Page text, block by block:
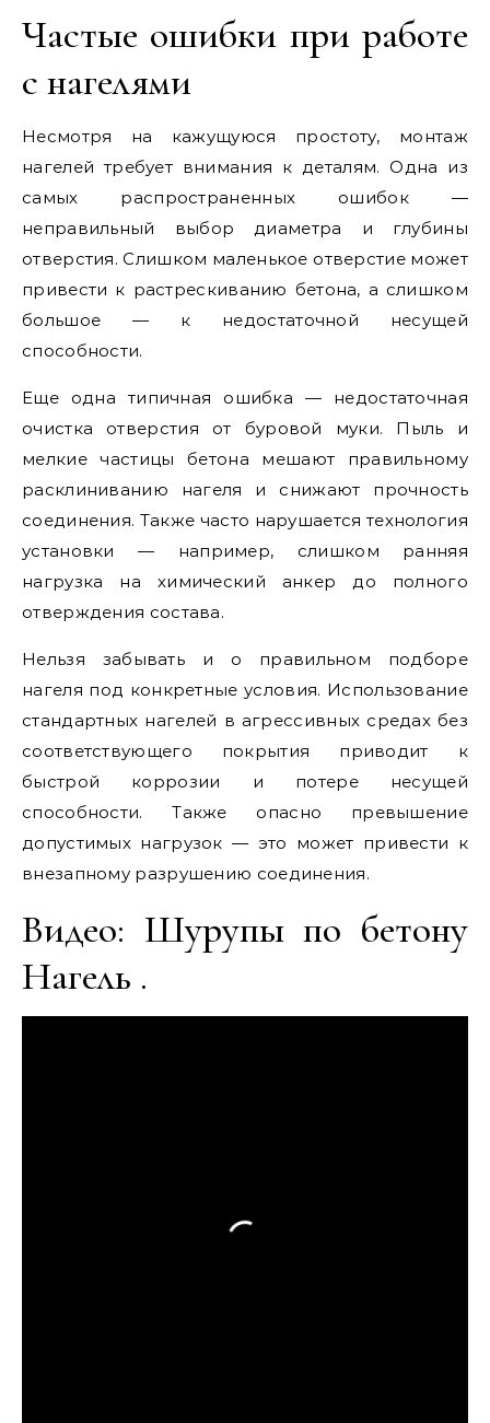
Частые ошибки при работе
с нагелями
Несмотря на кажущуюся простоту, монтаж
нагелей требует внимания к деталям. Одна из
самых распространенных ошибок —
неправильный выбор диаметра и глубины
отверстия. Слишком маленькое отверстие может
привести к растрескиванию бетона, а слишком
большое — к недостаточной несущей
способности.
Еще одна типичная ошибка — недостаточная
очистка отверстия от буровой муки. Пыль и
мелкие частицы бетона мешают правильному
расклиниванию нагеля и снижают прочность
соединения. Также часто нарушается технология
установки — например, слишком ранняя
нагрузка на химический анкер до полного
отверждения состава.
Нельзя забывать и о правильном подборе
нагеля под конкретные условия. Использование
стандартных нагелей в агрессивных средах без
соответствующего покрытия приводит к
быстрой коррозии и потере несущей
способности. Также опасно превышение
допустимых нагрузок — это может привести к
внезапному разрушению соединения.
Видео: Шурупы по бетону
Нагель .